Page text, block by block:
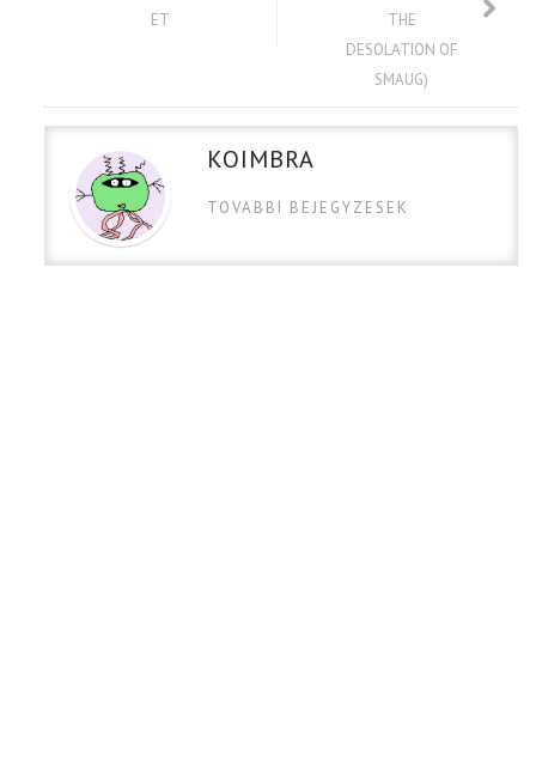
ET
THE
DESOLATION OF
SMAUG)
KOIMBRA
TOVABBI BEJEGYZESEK